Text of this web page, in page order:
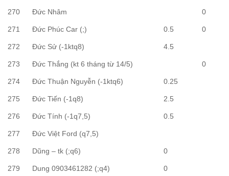
270 Đức Nhâm 0
271 Đức Phúc Car (;) 0.5 0
272 Đức Sử (-1ktq8) 4.5
273 Đức Thắng (kt 6 tháng từ 14/5) 0
274 Đức Thuận Nguyễn (-1ktq6) 0.25
275 Đức Tiến (-1q8) 2.5
276 Đức Tính (-1q7,5) 0.5
277 Đức Việt Ford (q7,5)
278 Dũng – tk (;q6) 0
279 Dung 0903461282 (;q4) 0